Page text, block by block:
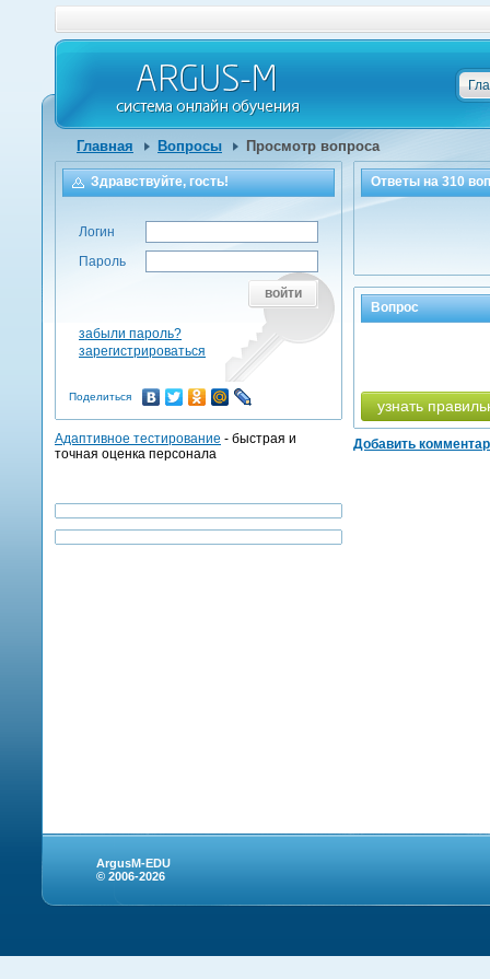
Главная Вопросы Просмотр вопроса
Ответы на310
Вопрос
узнать
Добавить
Здравствуйте, гость!
Логин
Пароль
войти
забыли пароль?
зарегистрироваться
Поделиться
Адаптивное тестирование - быстрая и
точная оценка персонала
ArgusM-EDU
© 2006-2026